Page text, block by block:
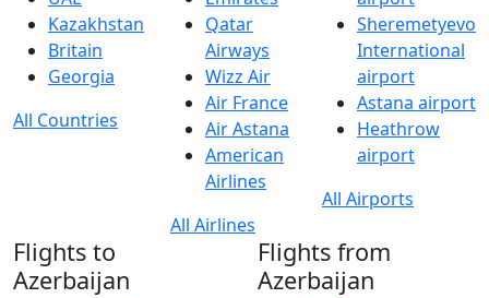
Kazakhstan
Britain
Georgia
All Countries
Qatar
Airways
Wizz Air
Air France
Air Astana
American
Airlines
All Airlines
Sheremetyevo
International
airport
Astana airport
Heathrow
airport
All Airports
Flights to
Azerbaijan
Flights from
Azerbaijan